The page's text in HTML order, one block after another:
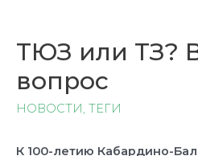
ТЮЗ или ТЗ?
вопрос
НОВОСТИ, ТЕГИ
К 100-летию Кабардино-